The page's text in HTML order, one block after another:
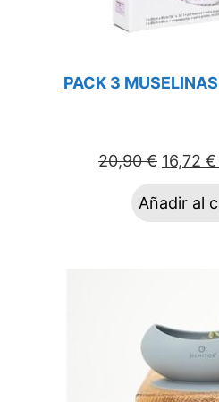
PACK 3
20,90€ El
original
16,72 €
Añadir al